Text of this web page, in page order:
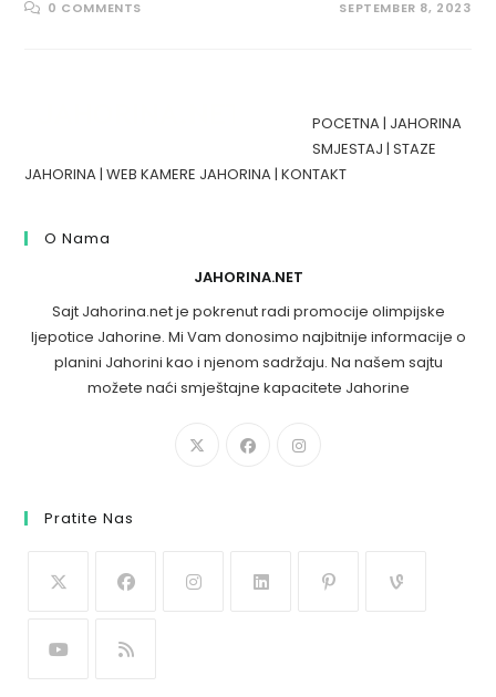
0 COMMENTS SEPTEMBER 8, 2023
POCETNA | JAHORINA
SMJESTAJ |STAZE
JAHORINA |WEB KAMERE JAHORINA |KONTAKT
O Nama
JAHORINA.NET
Sajt Jahorina.net je pokrenut radi promocije olimpijske
ljepotice Jahorine. Mi Vam donosimo najbitnije informacije o
planini Jahorini kao i njenom sadržaju. Na našem sajtu
možete naći smještajne kapacitete Jahorine
Pratite Nas